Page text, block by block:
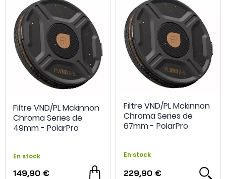
Filtre VND/PL Mckinnon
Chroma Series de
49mm - PolarPro
En stock
149,90 €
Filtre VND/PL Mckinnon
Chroma Series de
67mm - PolarPro
En stock
229,90 €